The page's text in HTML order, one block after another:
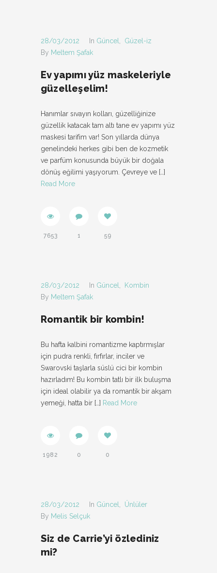
28/03/2012 In Güncel
Güzel-iz
By Meltem Şafak
Ev yapımı yüz maskeleriyle
güzelleşelim!
Hanımlar sıvayın kolları, güzelliğinize
güzellik katacak tam altı tane ev yapımı yüz
maskesi tarifim var! Son yıllarda dünya
genelindeki herkes gibi ben de kozmetik
ve parfüm konusunda büyük bir doğala
dönüş eğilimi yaşıyorum. Çevreye ve […]
Read More
7653 1 59
28/03/2012 In Güncel
Kombin
By Meltem Şafak
Romantik bir kombin!
Bu hafta kalbini romantizme kaptırmışlar
için pudra renkli, fırfırlar, inciler ve
Swarovski taşlarla süslü cici bir kombin
hazırladım! Bu kombin tatlı bir ilk buluşma
için ideal olabilir ya da romantik bir akşam
yemeği, hatta bir […] Read More
1982 0 0
28/03/2012 In Güncel
Ünlüler
By Melis Selçuk
Siz de Carrie’yi özlediniz
mi?